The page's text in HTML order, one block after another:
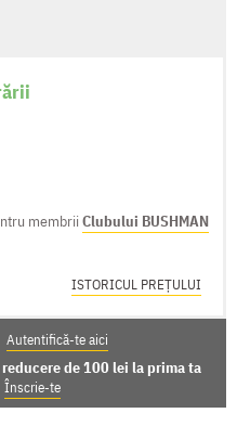
membrii Clubului BUSHMAN
ISTORICUL PREȚULUI
Autentifică-te aici
de 100 lei la prima ta
Înscrie-te